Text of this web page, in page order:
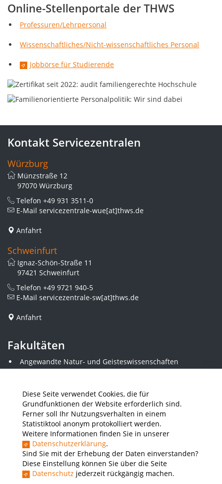
Diese Seite verwendet Cookies, die für
Grundfunktionen der Website erforderlich sind.
Ferner soll Ihr Nutzungsverhalten in einem
Statistiktool anonym protokolliert werden.
Weitere Informationen finden Sie in unserer
Datenschutzerklärung.
Sind Sie mit der Erhebung der Daten einverstanden?
Diese Einstellung können Sie über die Seite
Datenschutz jederzeit rückgängig machen.
Online-Stellenportale der THWS
Professuren/Lehrpersonal
Wissenschaftliches/Nicht-wissenschaftliches Personal
Jobbörse für Studierende
Kontakt Servicezentralen
Würzburg
Münzstraße 12
97070 Würzburg
Telefon +49 931 3511-0
E-Mail servicezentrale-wue[at]thws.de
Anfahrt
Schweinfurt
Ignaz-Schön-Straße 11
97421 Schweinfurt
Telefon +49 9721 940-5
E-Mail servicezentrale-sw[at]thws.de
Anfahrt
Fakultäten
Angewandte Natur- und Geisteswissenschaften
Angewandte Sozialwissenschaften
Elektrotechnik
Gestaltung
Informatik und Wirtschaftsinformatik
Kunststofftechnik und Vermessung
Maschinenbau
THWS Business School
Wirtschaftsingenieurwesen
Presse